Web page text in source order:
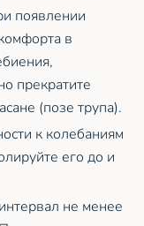
появлении
в
прекратите
(позе трупа).
к колебаниям
его до и
не менее